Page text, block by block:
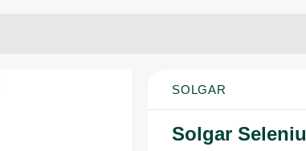
SOLGAR
Solgar